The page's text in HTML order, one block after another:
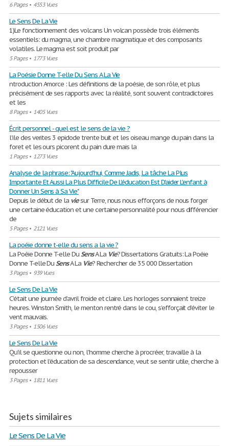
6 Pages• 4553 Vues
Le Sens De La Vie
1)Le fonctionnement des volcans Un volcan possède trois éléments
essentiels: du magma, une chambre magmatique et des composants
volatiles. Le magma est soit produit par
5 Pages• 1773 Vues
La Poésie Donne T-elle Du Sens A La Vie
ntroduction Amorce : Les définitions de la poésie, de son rôle, et plus
précisément de ses rapports avec la réalité, sont souvent contradictoires
et les
8 Pages• 1405 Vues
Écrit personnel - quel est le sens de la vie ?
l'ile des verites 3 epidode trente buit et les oiseau mange du pain dans la
foret et les ours picorent du pain dure mais la
1 Pages• 1273 Vues
Analyse de la phrase: "Aujourd'hui, Comme Jadis, La tâche La Plus
Importante Et Aussi La Plus Difficile De L'éducation Est D'aider L'enfant à
Donner Un Sens à Sa Vie"
Depuis le début de la viesur Terre, nous nous efforçons de nous forger
une certaine éducation et une certaine personnalité pour nous différencier
de
5 Pages• 2121 Vues
La poéie donne t-elle du sens a la vie ?
La Poéie Donne T-elle DuSensA La Vie? Dissertations Gratuits: La Poéie
Donne T-elle DuSensA La Vie? Rechercher de 35 000 Dissertation
3 Pages• 939 Vues
Le Sens De La Vie
C’était une journée d’avril froide et claire. Les horloges sonnaient treize
heures. Winston Smith, le menton rentré dans le cou, s’efforçait d’éviter le
vent mauvais.
3 Pages• 1506 Vues
Le Sens De La Vie
Qu'il se questionne ou non, l'homme cherche à procréer, travaille à la
protection et l'éducation de sa descendance, veut se sentir utile, cherche à
repousser
3 Pages• 1811 Vues
Sujets similaires
Le Sens De La Vie